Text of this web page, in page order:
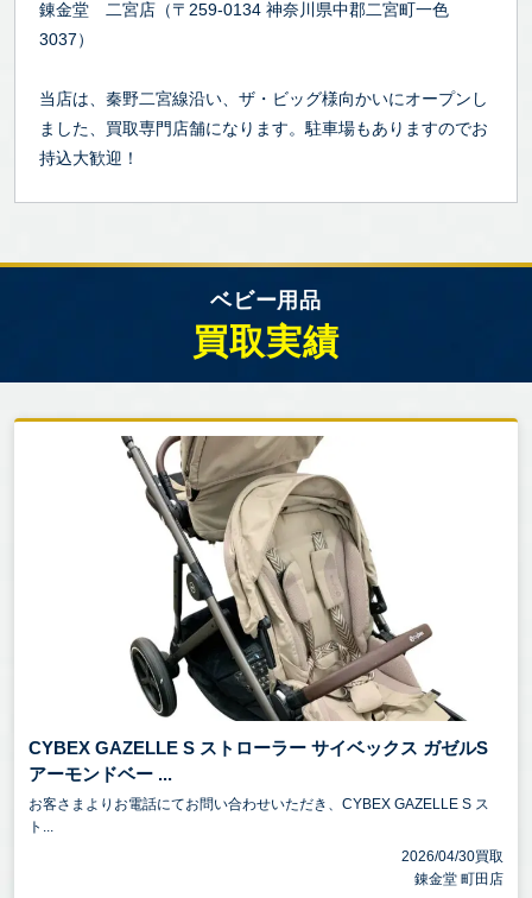
錬金堂 二宮店（〒259-0134 神奈川県中郡二宮町一色
3037）
当店は、秦野二宮線沿い、ザ・ビッグ様向かいにオープンし
ました、買取専門店舗になります。駐車場もありますのでお
持込大歓迎！
ベビー用品
買取実績
CYBEX GAZELLE S ストローラー サイベックス ガゼルS
アーモンドベー ...
お客さまよりお電話にてお問い合わせいただき、CYBEX GAZELLE S ス
ト...
2026/04/30買取
錬金堂 町田店